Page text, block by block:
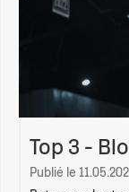
Top 3 -
Publié le